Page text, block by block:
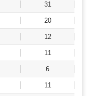
31
20
12
11
6
11